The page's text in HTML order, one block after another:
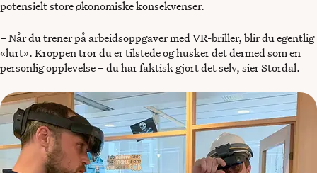
potensielt store økonomiske konsekvenser.
– Når du trener på arbeidsoppgaver med VR-briller, blir du egentlig
«lurt». Kroppen tror du er tilstede og husker det dermed som en
personlig opplevelse – du har faktisk gjort det selv, sier Stordal.